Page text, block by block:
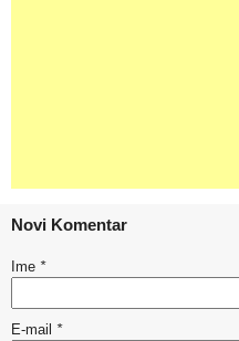
Novi Komentar
Ime *
E-mail *